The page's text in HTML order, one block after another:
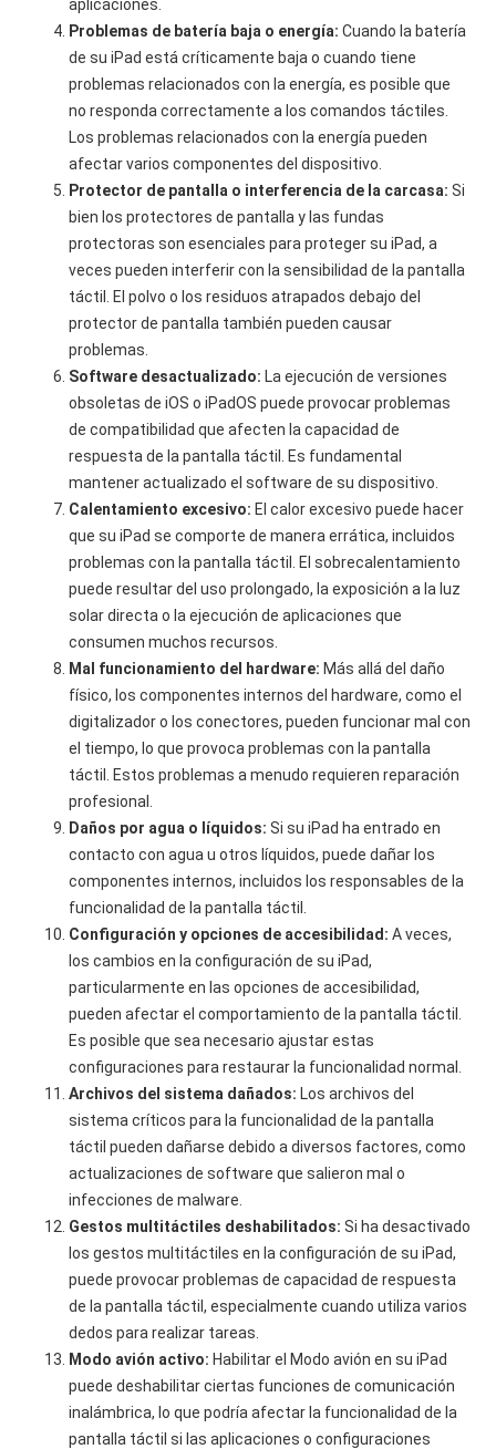
aplicaciones.
Problemas de batería baja o energía: Cuando la batería
de su iPad está críticamente baja o cuando tiene
problemas relacionados con la energía, es posible que
no responda correctamente a los comandos táctiles.
Los problemas relacionados con la energía pueden
afectar varios componentes del dispositivo.
Protector de pantalla o interferencia de la carcasa: Si
bien los protectores de pantalla y las fundas
protectoras son esenciales para proteger su iPad, a
veces pueden interferir con la sensibilidad de la pantalla
táctil. El polvo o los residuos atrapados debajo del
protector de pantalla también pueden causar
problemas.
Software desactualizado: La ejecución de versiones
obsoletas de iOS o iPadOS puede provocar problemas
de compatibilidad que afecten la capacidad de
respuesta de la pantalla táctil. Es fundamental
mantener actualizado el software de su dispositivo.
Calentamiento excesivo: El calor excesivo puede hacer
que su iPad se comporte de manera errática, incluidos
problemas con la pantalla táctil. El sobrecalentamiento
puede resultar del uso prolongado, la exposición a la luz
solar directa o la ejecución de aplicaciones que
consumen muchos recursos.
Mal funcionamiento del hardware: Más allá del daño
físico, los componentes internos del hardware, como el
digitalizador o los conectores, pueden funcionar mal con
el tiempo, lo que provoca problemas con la pantalla
táctil. Estos problemas a menudo requieren reparación
profesional.
Daños por agua o líquidos: Si su iPad ha entrado en
contacto con agua u otros líquidos, puede dañar los
componentes internos, incluidos los responsables de la
funcionalidad de la pantalla táctil.
Configuración y opciones de accesibilidad: A veces,
los cambios en la configuración de su iPad,
particularmente en las opciones de accesibilidad,
pueden afectar el comportamiento de la pantalla táctil.
Es posible que sea necesario ajustar estas
configuraciones para restaurar la funcionalidad normal.
Archivos del sistema dañados: Los archivos del
sistema críticos para la funcionalidad de la pantalla
táctil pueden dañarse debido a diversos factores, como
actualizaciones de software que salieron mal o
infecciones de malware.
Gestos multitáctiles deshabilitados: Si ha desactivado
los gestos multitáctiles en la configuración de su iPad,
puede provocar problemas de capacidad de respuesta
de la pantalla táctil, especialmente cuando utiliza varios
dedos para realizar tareas.
Modo avión activo: Habilitar el Modo avión en su iPad
puede deshabilitar ciertas funciones de comunicación
inalámbrica, lo que podría afectar la funcionalidad de la
pantalla táctil si las aplicaciones o configuraciones